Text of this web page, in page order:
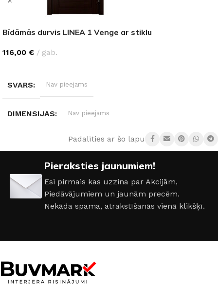
Bīdāmās durvis LINEA 1 Venge ar stiklu
116,00 € gab.
SVARS Nav pieejams
DIMENSIJAS Nav pieejams
DURVJU VĒRTNES IZMĒRI
600 × 2000 mm ,700 × 2000 mm ,800 × 2000 mm
2000 mm
DURVJU MATERIĀLS ar Stiklu ,Ekofinieris
Padalīties ar šo lapu:
Pieraksties jaunumiem!
Esi pirmais kas uzzina par Akcijām,
Piedāvājumiem un jaunām precēm.
Nekāda spama, atrakstīšanās vienā klikšķī.